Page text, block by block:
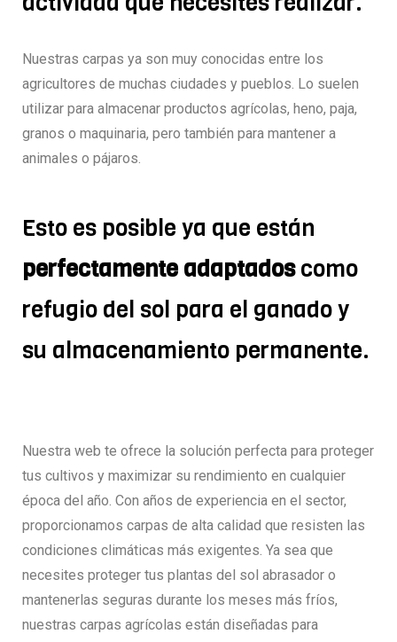
Nuestras carpas ya son muy conocidas entre los
agricultores de muchas ciudades y pueblos. Lo suelen
utilizar para almacenar productos agrícolas, heno, paja,
granos o maquinaria, pero también para mantener a
animales o pájaros.
Esto es posible ya que están
perfectamente adaptadoscomo
refugio del sol para el ganado y
su almacenamiento permanente.
Nuestra web te ofrece la solución perfecta para proteger
tus cultivos y maximizar su rendimiento en cualquier
época del año. Con años de experiencia en el sector,
proporcionamos carpas de alta calidad que resisten las
condiciones climáticas más exigentes. Ya sea que
necesites proteger tus plantas del sol abrasador o
mantenerlas seguras durante los meses más fríos,
nuestras carpas agrícolas están diseñadas para